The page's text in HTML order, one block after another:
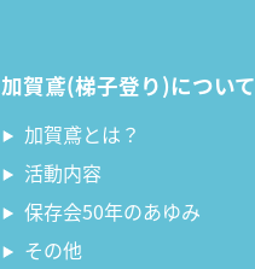
加賀鳶(梯子登り)について
加賀鳶とは？
活動内容
保存会50年のあゆみ
その他